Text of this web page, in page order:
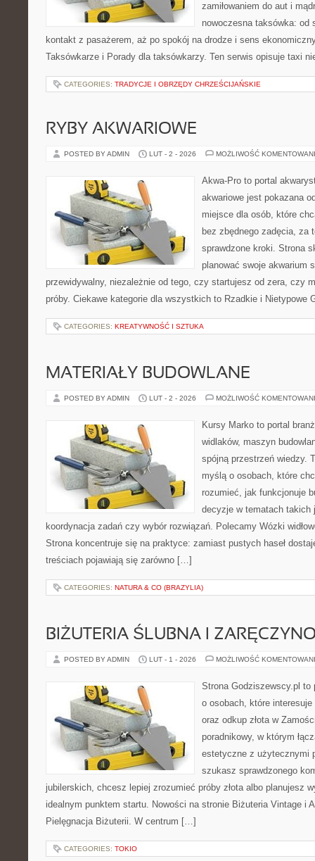
zamiłowaniem do aut i
nowoczesna taksówka: od
kontakt z pasażerem, aż po spokój na drodze i sens
Taksówkarze i Porady dla taksówkarzy. Ten serwis opisuje taxi
CATEGORIES: TRADYCJE I OBRZĘDY CHRZEŚCIJAŃSKIE
RYBY AKWARIOWE
POSTED BY ADMIN LUT - 2 - 2026 MOŻLIWOŚĆ
Akwa-Pro to portal
akwariowe jest pokazana
miejsce dla osób, które
bez zbędnego zadęcia, za
sprawdzone kroki. Strona
planować swoje akwarium
przewidywalny, niezależnie od tego, czy startujesz od zera, czy
próby. Ciekawe kategorie dla wszystkich to Rzadkie i Nietypowe
CATEGORIES: KREATYWNOŚĆ I SZTUKA
MATERIAŁY BUDOWLANE
POSTED BY ADMIN LUT - 2 - 2026 MOŻLIWOŚĆ
Kursy Marko to portal
widlaków, maszyn
spójną przestrzeń wiedzy.
myślą o osobach, które
rozumieć, jak funkcjonuje
decyzje w tematach takich
koordynacja zadań czy wybór rozwiązań. Polecamy Wózki
Strona koncentruje się na praktyce: zamiast pustych haseł
treściach pojawiają się zarówno […]
CATEGORIES: NATURA & CO (BRAZYLIA)
BIŻUTERIA ŚLUBNA I
POSTED BY ADMIN LUT - 1 - 2026 MOŻLIWOŚĆ
Strona Godziszewscy.pl to
o osobach, które
oraz odkup złota w
poradnikowy, w którym
estetyczne z użytecznymi
szukasz sprawdzonego
jubilerskich, chcesz lepiej zrozumieć próby złota albo planujesz
idealnym punktem startu. Nowości na stronie Biżuteria Vintage i
Pielęgnacja Biżuterii. W centrum […]
CATEGORIES: TOKIO